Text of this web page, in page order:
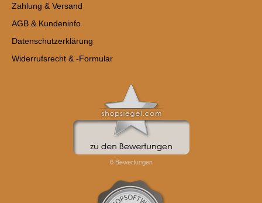
Zahlung & Versand
AGB & Kundeninfo
Datenschutzerklärung
Widerrufsrecht & -Formular